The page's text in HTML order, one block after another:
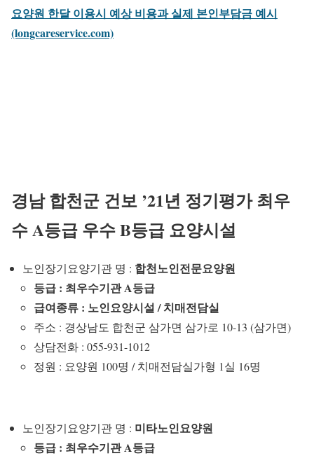
요양원 한달 이용시 예상 비용과 실제 본인부담금 예시
(longcareservice.com)
경남 합천군 건보 ’21년 정기평가 최우
수 A등급 우수 B등급 요양시설
노인장기요양기관 명 : 합천노인전문요양원
등급 : 최우수기관 A등급
급여종류 : 노인요양시설 / 치매전담실
주소 : 경상남도 합천군 삼가면 삼가로 10-13 (삼가면)
상담전화 : 055-931-1012
정원 : 요양원 100명 / 치매전담실가형 1실 16명
노인장기요양기관 명 : 미타노인요양원
등급 : 최우수기관 A등급